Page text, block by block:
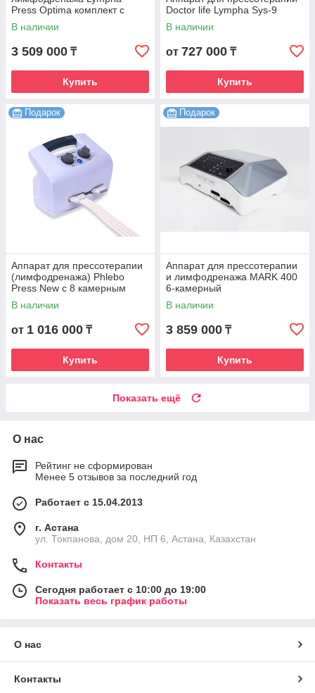
Press Optima комплект с
комбинезоном
В наличии
3 509 000 ₸
Купить
Doctor life Lympha Sys-9
В наличии
от 727 000 ₸
Купить
Подарок
Аппарат для прессотерапии
(лимфодренажа) Phlebo
Press New с 8 камерным
комбинезоном
В наличии
от 1 016 000 ₸
Купить
Подарок
Аппарат для прессотерапии
и лимфодренажа MARK 400
6-камерный
В наличии
3 859 000 ₸
Купить
Показать ещё
О нас
Рейтинг не сформирован
Менее 5 отзывов за последний год
Работает с 15.04.2013
г. Астана
ул. Токпанова, дом 20, НП 6, Астана, Казахстан
Контакты
Сегодня работает с 10:00 до 19:00
Показать весь график работы
О нас
Контакты